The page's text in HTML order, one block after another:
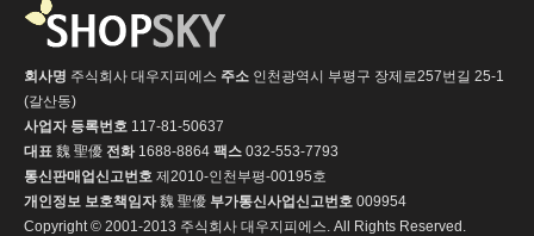
회사명 주식회사 대우지피에스 주소 인천광역시 부평구 장제로257번길 25-1
(갈산동)
사업자 등록번호 117-81-50637
대표 魏 聖優 전화1688-8864 팩스 032-553-7793
통신판매업신고번호 제2010-인천부평-00195호
개인정보 보호책임자魏 聖優 부가통신사업신고번호 009954
Copyright © 2001-2013 주식회사 대우지피에스. All Rights Reserved.